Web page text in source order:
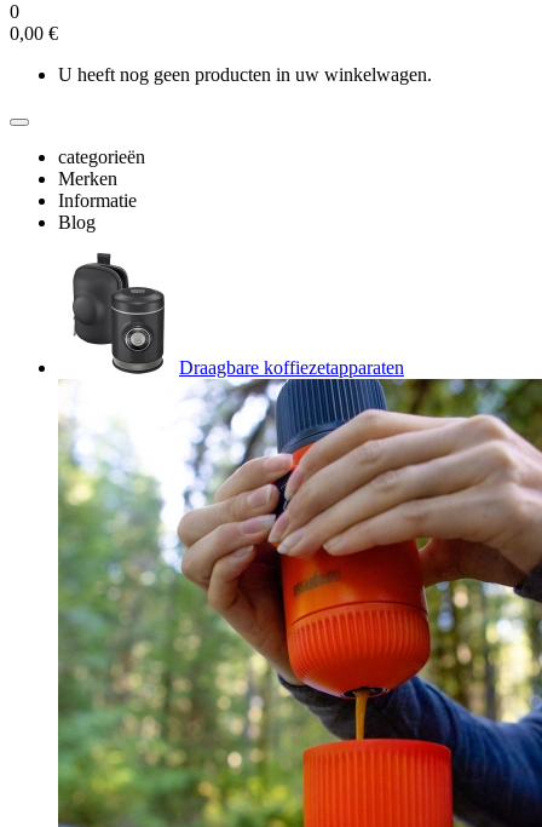
0
0,00 €
U heeft nog geen producten in uw winkelwagen.
categorieën
Merken
Informatie
Blog
Draagbare koffiezetapparaten